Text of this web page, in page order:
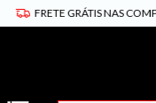
FRETE GRÁTIS NAS COMPRAS